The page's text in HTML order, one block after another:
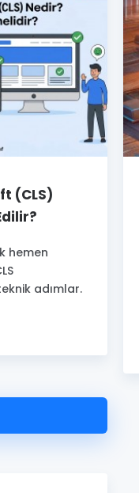
(CLS)
hemen
adımlar.